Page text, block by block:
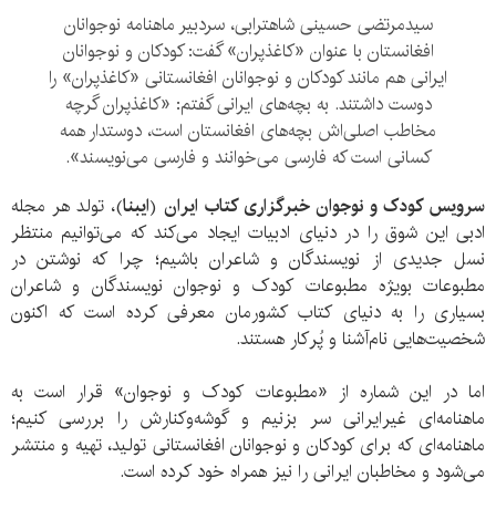
سیدمرتضی حسینی شاهترابی، سردبیر ماهنامه نوجوانان
افغانستان با عنوان «کاغذپران» گفت: کودکان و نوجوانان
ایرانی هم مانند کودکان و نوجوانان افغانستانی «کاغذپران» را
دوست داشتند. به بچه‌های ایرانی گفتم: «کاغذپران گرچه
مخاطب اصلی‌اش بچه‌های افغانستان است، دوستدار همه
کسانی است که فارسی می‌خوانند و فارسی می‌نویسند».
سرویس کودک و نوجوان خبرگزاری کتاب ایران (ایبنا)، تولد هر مجله
ادبی این شوق را در دنیای ادبیات ایجاد می‌کند که می‌توانیم منتظر
نسل جدیدی از نویسندگان و شاعران باشیم؛ چرا که نوشتن در
مطبوعات بویژه مطبوعات کودک و نوجوان نویسندگان و شاعران
بسیاری را به دنیای کتاب کشورمان معرفی کرده است که اکنون
شخصیت‌هایی نام‌آشنا و پُرکار هستند.
اما در این شماره از «مطبوعات کودک و نوجوان» قرار است به
ماهنامه‌ای غیرایرانی سر بزنیم و گوشه‌وکنارش را بررسی کنیم؛
ماهنامه‌ای که برای کودکان و نوجوانان افغانستانی تولید، تهیه و منتشر
می‌شود و مخاطبان ایرانی را نیز همراه خود کرده است.